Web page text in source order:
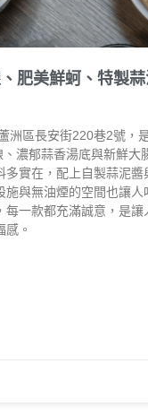
肥美鮮蚵、特製
洲區長安街220巷2號，
濃郁蒜香湯底與新鮮大
實在，配上自製蒜泥醬
與無油煙的空間也讓人
一款都充滿誠意，是讓
。